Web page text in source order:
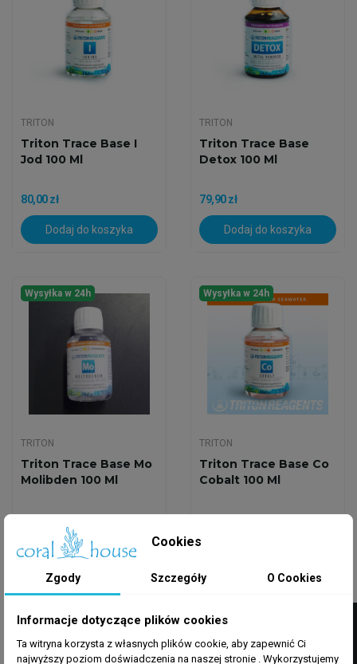
TRITON
Triton Trace Base I
Jod 100 Ml
80,00 zł
Dodaj do koszyka
TRITON
Triton Trace Base
Detox 100 Ml
79,90 zł
Dodaj do koszyka
Wysyłka w 24h
TRITON
Triton Trace Base Mo
Molibden 100 Ml
Dodaj do koszyka
Wysyłka w 24h
TRITON
Triton Trace Base Co
Cobalt 100 Ml
Wysyłka w 24h Wysyłka w 24h
Cookies
Zgody Szczegóły O Cookies
Informacje dotyczące plików cookies
Ta witryna korzysta z własnych plików cookie, aby zapewnić Ci
najwyższy poziom doświadczenia na naszej stronie . Wykorzystujemy